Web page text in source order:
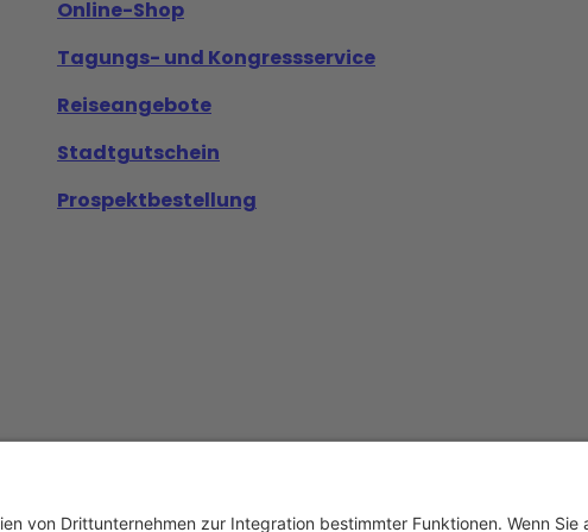
Online-Shop
Tagungs- und Kongressservice
Reiseangebote
Stadtgutschein
Prospektbestellung